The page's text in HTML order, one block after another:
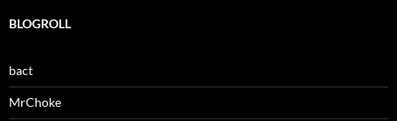
BLOGROLL
bact
MrChoke